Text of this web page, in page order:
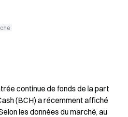
continue de fonds de la part
(BCH) a récemment affiché
les données du marché, au